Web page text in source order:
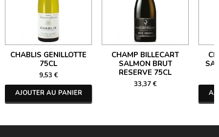
CHABLIS GENILLOTTE
75CL
9,53 €
AJOUTER AU PANIER
CHAMP BILLECART
SALMON BRUT
RESERVE 75CL
33,37 €